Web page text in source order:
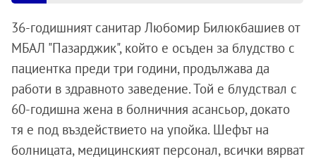
36-годишният санитар Любомир Билюкбашиев от
МБАЛ "Пазарджик", който е осъден за блудство с
пациентка преди три години, продължава да
работи в здравното заведение. Той е блудствал с
60-годишна жена в болничния асансьор, докато
тя е под въздействието на упойка. Шефът на
болницата, медицинският персонал, всички вярват